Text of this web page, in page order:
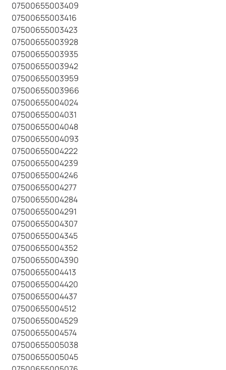
07500655003409
07500655003416
07500655003423
07500655003928
07500655003935
07500655003942
07500655003959
07500655003966
07500655004024
07500655004031
07500655004048
07500655004093
07500655004222
07500655004239
07500655004246
07500655004277
07500655004284
07500655004291
07500655004307
07500655004345
07500655004352
07500655004390
07500655004413
07500655004420
07500655004437
07500655004512
07500655004529
07500655004574
07500655005038
07500655005045